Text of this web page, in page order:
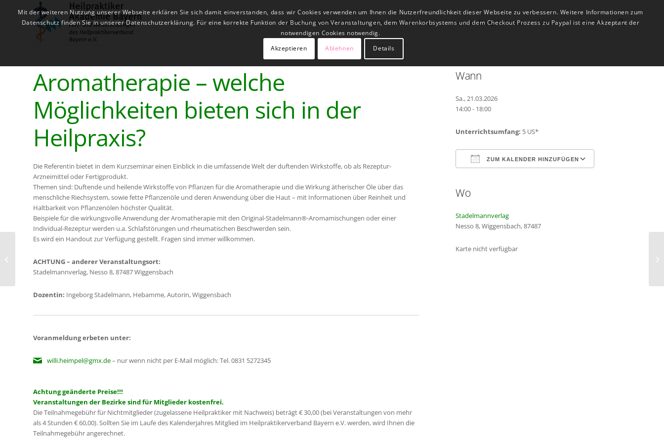
Qualifizierende Fachausbildungen Fachseminare Veranstaltungskalender Akademie Kontakt
Aromatherapie – welche
Möglichkeiten bieten sich in der
Heilpraxis?
Die Referentin bietet in dem Kurzseminar einen Einblick in die umfassende Welt der duftenden Wirkstoffe, ob als Rezeptur-
Arzneimittel oder Fertigprodukt.
Themen sind: Duftende und heilende Wirkstoffe von Pflanzen für die Aromatherapie und die Wirkung ätherischer Öle über das
menschliche Riechsystem, sowie fette Pflanzenöle und deren Anwendung über die Haut – mit Informationen über Reinheit und
Haltbarkeit von Pflanzenölen höchster Qualität.
Beispiele für die wirkungsvolle Anwendung der Aromatherapie mit den Original-Stadelmann®-Aromamischungen oder einer
Individual-Rezeptur werden u.a. Schlafstörungen und rheumatischen Beschwerden sein.
Es wird ein Handout zur Verfügung gestellt. Fragen sind immer willkommen.
ACHTUNG – anderer Veranstaltungsort:
Stadelmannverlag, Nesso 8, 87487 Wiggensbach
Dozentin: Ingeborg Stadelmann, Hebamme, Autorin, Wiggensbach
Voranmeldung erbeten unter:
willi.heimpel@gmx.de– nur wenn nicht per E-Mail möglich: Tel. 0831 5272345
Achtung geänderte Preise!!!
Veranstaltungen der Bezirke sind für Mitglieder kostenfrei.
Die Teilnahmegebühr für Nichtmitglieder (zugelassene Heilpraktiker mit Nachweis) beträgt € 30,00 (bei Veranstaltungen von mehr
als 4 Stunden € 60,00). Sollten Sie im Laufe des Kalenderjahres Mitglied im Heilpraktikerverband Bayern e.V. werden, wird Ihnen die
Teilnahmegebühr angerechnet.
Wann
Sa., 21.03.2026
14:00 - 18:00
Unterrichtsumfang: 5 US*
ZUM KALENDER HINZUFÜGEN
Wo
Stadelmannverlag
Nesso 8, Wiggensbach, 87487
Karte nicht verfügbar
Augendiagnosewoche
Mit der weiteren Nutzung unserer Webseite erklären Sie sich damit einverstanden, dass wir Cookies verwenden um Ihnen die Nutzerfreundlichkeit dieser Webseite zu verbessern. Weitere Informationen zum
Datenschutz finden Sie in unserer Datenschutzerklärung. Für eine korrekte Funktion der Buchung von Veranstaltungen, dem Warenkorbsystems und dem Checkout Prozess zu Paypal ist eine Akzeptant der
notwendigen Cookies notwendig.
Akzeptieren
Ablehnen Details